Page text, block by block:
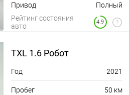
Привод
Полный
Рейтинг состояния
авто
4.9
TXL 1.6 Робот
Год 2021
Пробег 50 км